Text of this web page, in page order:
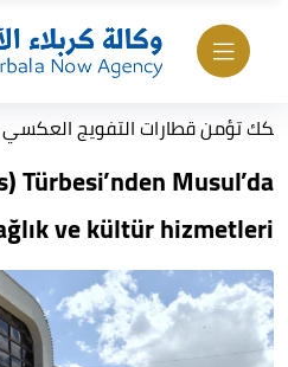
التفويج العكسي من كربلاء
Türbesi’nden Musul’da
ve kültür hizmetleri